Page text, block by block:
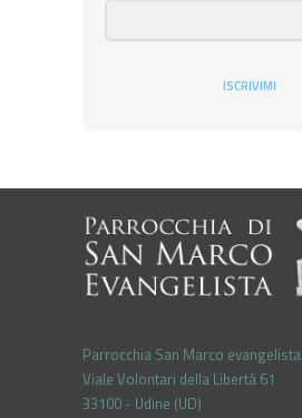
ISCRIVIMI
Parrocchia San Marco evangelista
Viale Volontari della Libertá 61
33100 - Udine (UD)